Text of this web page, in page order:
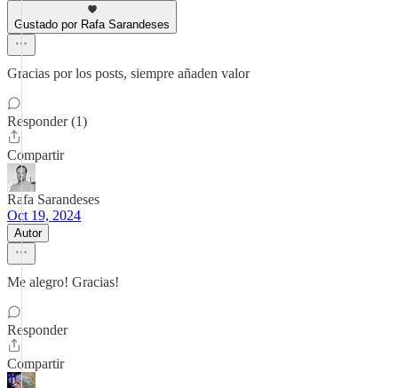
Gustado por Rafa Sarandeses
Gracias por los posts, siempre añaden valor
Responder (1)
Compartir
Rafa Sarandeses
Oct 19, 2024
Autor
Me alegro! Gracias!
Responder
Compartir